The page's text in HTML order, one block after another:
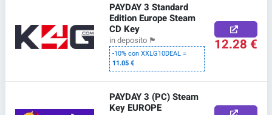
PAYDAY 3 Standard
Edition Europe Steam
CD Key
in deposito 🏴
-10% con XXLG10DEAL =
11.05 €
12.28 €
PAYDAY 3 (PC) Steam
Key EUROPE